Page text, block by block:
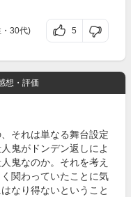
30代)
5
想・評価
それは単なる舞台設定
鬼がドンデン返しによ
鬼なのか。それを考え
関わっていたことに気
なり得ないということ